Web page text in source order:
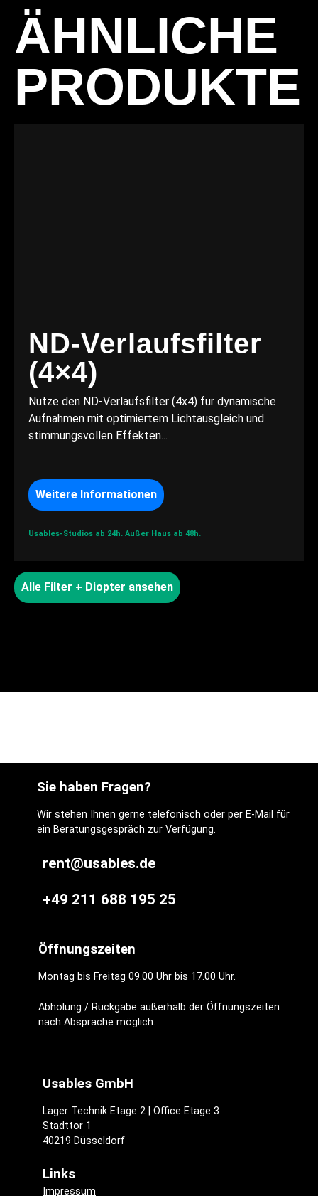
ÄHNLICHE
PRODUKTE
ND-Verlaufsfilter
(4×4)
Nutze den ND-Verlaufsfilter (4x4) für dynamische
Aufnahmen mit optimiertem Lichtausgleich und
stimmungsvollen Effekten...
Weitere Informationen
Usables-Studios ab 24h. Außer Haus ab 48h.
Alle Filter + Diopter ansehen
Sie haben Fragen?
Wir stehen Ihnen gerne telefonisch oder per E-Mail für
ein Beratungsgespräch zur Verfügung.
rent@usables.de
+49 211 688 195 25
Öffnungszeiten
Montag bis Freitag 09.00 Uhr bis 17.00 Uhr.
Abholung / Rückgabe außerhalb der Öffnungszeiten
nach Absprache möglich.
Usables GmbH
Lager Technik Etage 2 | Office Etage 3
Stadttor 1
40219 Düsseldorf
Links
Impressum